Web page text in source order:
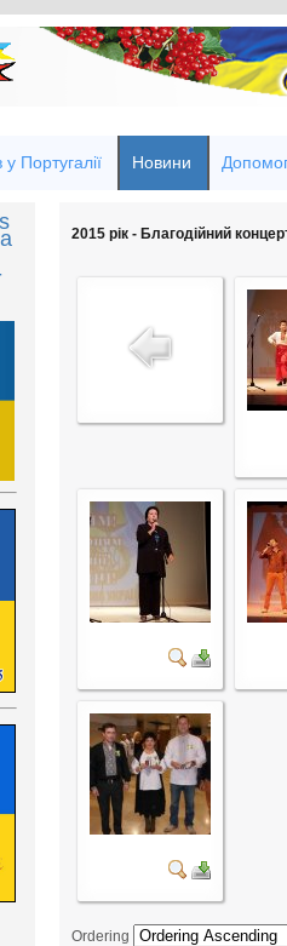
у Португалії Новини
2015 рік - Благодійний
Ordering